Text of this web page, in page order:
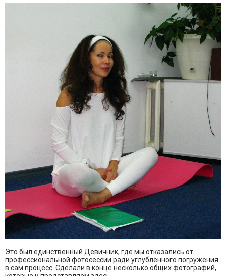
Это был единственный Девичник, где мы отказались от
профессиональной фотосессии ради углублённого погружения
в сам процесс. Сделали в конце несколько общих фотографий,